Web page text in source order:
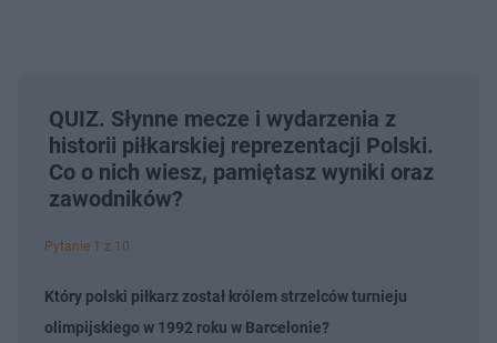
QUIZ. Słynne mecze i wydarzenia z
historii piłkarskiej reprezentacji Polski.
Co o nich wiesz, pamiętasz wyniki oraz
zawodników?
Pytanie 1 z 10
Który polski piłkarz został królem strzelców turnieju
olimpijskiego w 1992 roku w Barcelonie?